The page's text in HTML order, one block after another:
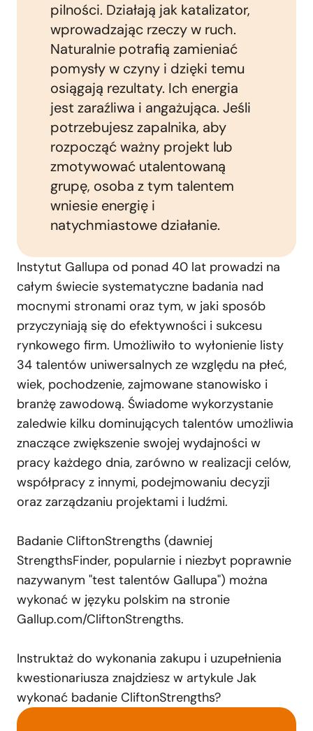
pilności. Działają jak katalizator,
wprowadzając rzeczy w ruch.
Naturalnie potrafią zamieniać
pomysły w czyny i dzięki temu
osiągają rezultaty. Ich energia
jest zaraźliwa i angażująca. Jeśli
potrzebujesz zapalnika, aby
rozpocząć ważny projekt lub
zmotywować utalentowaną
grupę, osoba z tym talentem
wniesie energię i
natychmiastowe działanie.
Instytut Gallupa od ponad 40 lat prowadzi na
całym świecie systematyczne badania nad
mocnymi stronami oraz tym, w jaki sposób
przyczyniają się do efektywności i sukcesu
rynkowego firm. Umożliwiło to wyłonienie listy
34 talentów uniwersalnych ze względu na płeć,
wiek, pochodzenie, zajmowane stanowisko i
branżę zawodową. Świadome wykorzystanie
zaledwie kilku dominujących talentów umożliwia
znaczące zwiększenie swojej wydajności w
pracy każdego dnia, zarówno w realizacji celów,
współpracy z innymi, podejmowaniu decyzji
oraz zarządzaniu projektami i ludźmi.
Badanie CliftonStrengths (dawniej
StrengthsFinder, popularnie i niezbyt poprawnie
nazywanym "test talentów Gallupa") można
wykonać w języku polskim na stronie
Gallup.com/CliftonStrengths.
Instruktaż do wykonania zakupu i uzupełnienia
kwestionariusza znajdziesz w artykule Jak
wykonać badanie CliftonStrengths?